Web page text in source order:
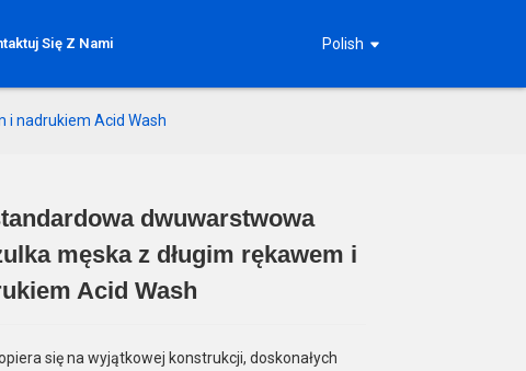
Się Z Nami Polish
i nadrukiem Acid Wash
Loading...
Loading...
dwuwarstwowa
męska z długim rękawem i
Acid Wash
się na wyjątkowej konstrukcji, doskonałych